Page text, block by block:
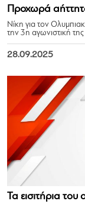
Προχωρά
Νίκη για τον
την 3η αγωνιστική
28.09.2025
Τα εισιτήρια